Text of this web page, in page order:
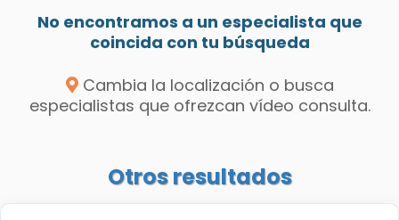
No encontramos a un especialista que
coincida con tu búsqueda
Cambia la localización o busca
especialistas que ofrezcan vídeo consulta.
Otros resultados